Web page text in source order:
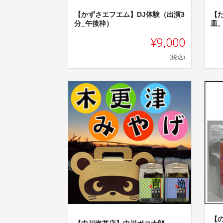
【かずさエフエム】DJ体験（出演3
分_午後枠）
¥9,000
(税込)
【
皿
【